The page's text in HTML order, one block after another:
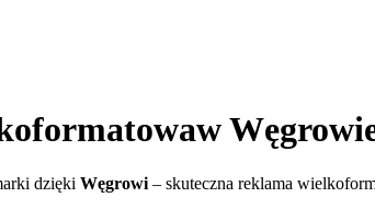
w
dzięki Węgrowi – skuteczna reklama